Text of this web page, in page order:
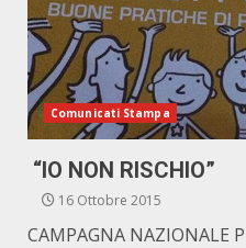
Comunicati Stampa
“IO NON RISCHIO”
16 Ottobre 2015
CAMPAGNA NAZIONALE